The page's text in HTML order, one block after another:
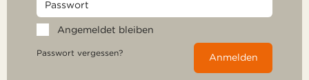
Angemeldet bleiben
Passwort vergessen? Anmelden